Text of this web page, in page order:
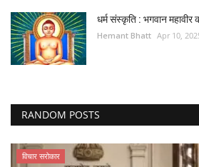
धर्म संस्कृति : भगवान महावीर
Hemant Bhatt Apr 10,
RANDOM POSTS
विचार सरोकार